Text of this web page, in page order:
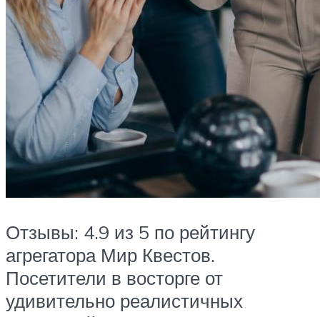
Отзывы: 4.9 из 5 по рейтингу
агрегатора Мир Квестов.
Посетители в восторге от
удивительно реалистичных